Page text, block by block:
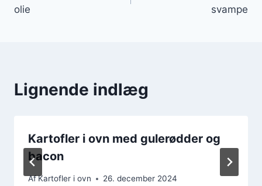
olie
svampe
Lignende indlæg
Kartofler i ovn med gulerødder og
bacon
AfKartofler i ovn 26. december 2024